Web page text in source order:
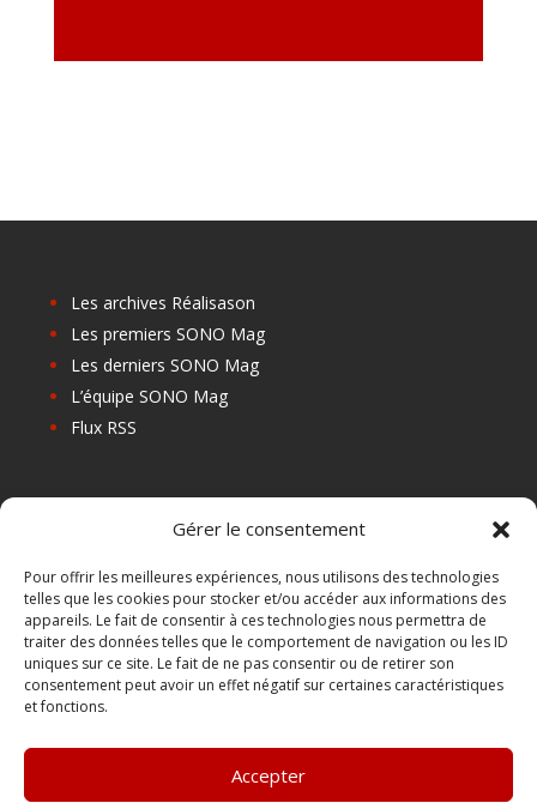
Gérer le consentement
Pour offrir les meilleures expériences, nous utilisons des technologies
telles que les cookies pour stocker et/ou accéder aux informations des
appareils. Le fait de consentir à ces technologies nous permettra de
traiter des données telles que le comportement de navigation ou les ID
uniques sur ce site. Le fait de ne pas consentir ou de retirer son
consentement peut avoir un effet négatif sur certaines caractéristiques
et fonctions.
Accepter
Les archives Réalisason
Les premiers SONO Mag
Les derniers SONO Mag
L’équipe SONO Mag
Flux RSS
Les Centres de Formation
Les Points Relais
Localiser Point Relais
Mon Compte
FAQ
Contact